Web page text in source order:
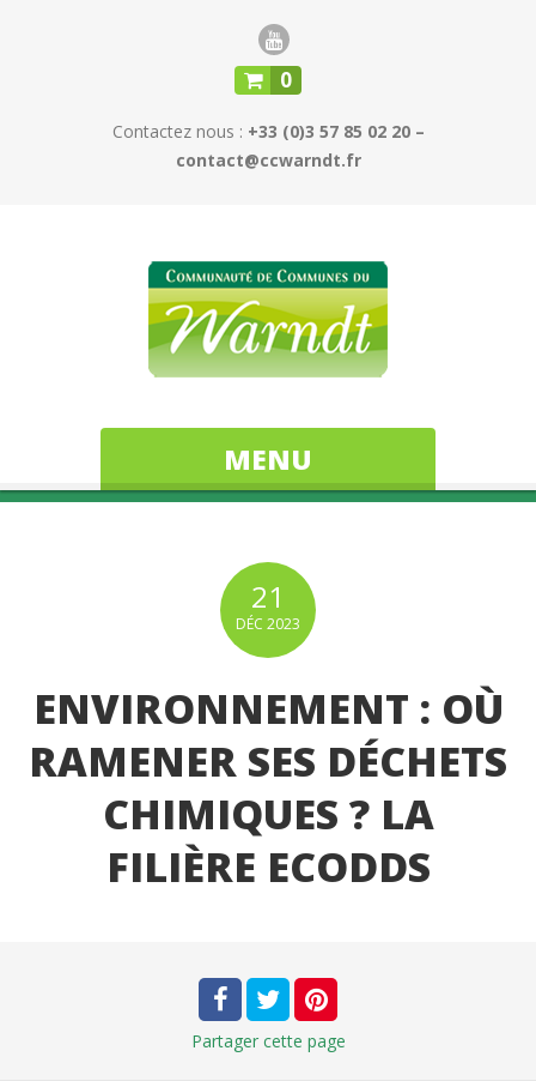
0
Contactez nous : +33 (0)3 57 85 02 20 –
contact@ccwarndt.fr
MENU
21
DÉC 2023
ENVIRONNEMENT : OÙ
RAMENER SES DÉCHETS
CHIMIQUES ? LA
FILIÈRE ECODDS
Partager cette page